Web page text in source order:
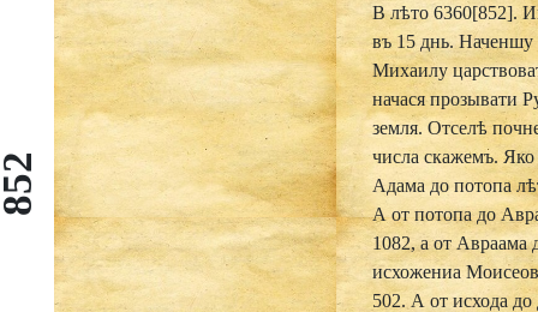
В лѣто 6360[852].
въ 15 днь. Наченшу
Михаилу
начася прозывати
земля. Отселѣ
числа скажемъ. Яко
Адама до потопа
А от потопа до
1082, а от Авраама
исхожениа
502. А от исхода